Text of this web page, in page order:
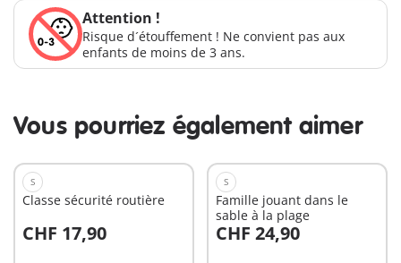
Attention !
Risque d´étouffement ! Ne convient pas aux
enfants de moins de 3 ans.
Vous pourriez également aimer
S
Classe sécurité routière
CHF 17,90
Au panier
S
Famille jouant dans le
sable à la plage
CHF 24,90
Au panier